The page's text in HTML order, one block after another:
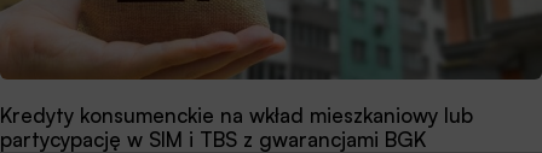
Kredyty konsumenckie na wkład mieszkaniowy lub
partycypację w SIM i TBS z gwarancjami BGK